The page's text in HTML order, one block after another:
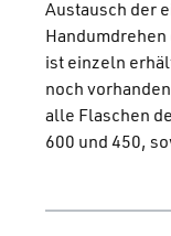
Austausch der
ist einzeln
noch
alle Flaschen
600 und 450,